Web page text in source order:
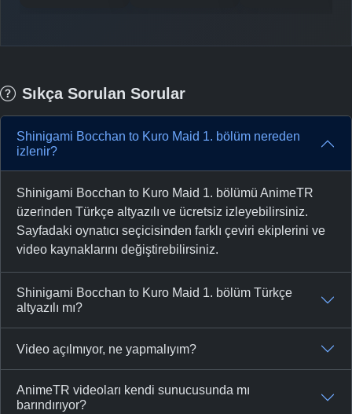
Sıkça Sorulan Sorular
Shinigami Bocchan to Kuro Maid 1. bölüm nereden
izlenir?
Shinigami Bocchan to Kuro Maid 1. bölümü AnimeTR
üzerinden Türkçe altyazılı ve ücretsiz izleyebilirsiniz.
Sayfadaki oynatıcı seçicisinden farklı çeviri ekiplerini ve
video kaynaklarını değiştirebilirsiniz.
Shinigami Bocchan to Kuro Maid 1. bölüm Türkçe
altyazılı mı?
Video açılmıyor, ne yapmalıyım?
AnimeTR videoları kendi sunucusunda mı
barındırıyor?